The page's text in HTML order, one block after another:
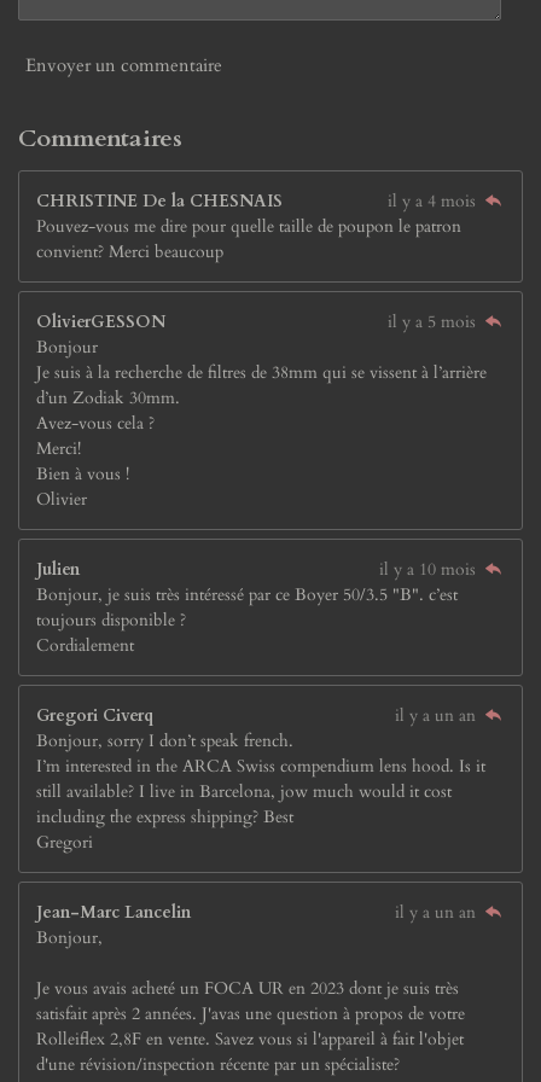
Envoyer un commentaire
Commentaires
CHRISTINE De la CHESNAIS
il y a 4 mois
Pouvez-vous me dire pour quelle taille de poupon le patron
convient? Merci beaucoup
OlivierGESSON
il y a 5 mois
Bonjour
Je suis à la recherche de filtres de 38mm qui se vissent à l’arrière
d’un Zodiak 30mm.
Avez-vous cela ?
Merci!
Bien à vous !
Olivier
Julien
il y a 10 mois
Bonjour, je suis très intéressé par ce Boyer 50/3.5 "B". c’est
toujours disponible ?
Cordialement
Gregori Civerq
il y a un an
Bonjour, sorry I don’t speak french.
I’m interested in the ARCA Swiss compendium lens hood. Is it
still available? I live in Barcelona, jow much would it cost
including the express shipping? Best
Gregori
Jean-Marc Lancelin
il y a un an
Bonjour,
Je vous avais acheté un FOCA UR en 2023 dont je suis très
satisfait après 2 années. J'avas une question à propos de votre
Rolleiflex 2,8F en vente. Savez vous si l'appareil à fait l'objet
d'une révision/inspection récente par un spécialiste?